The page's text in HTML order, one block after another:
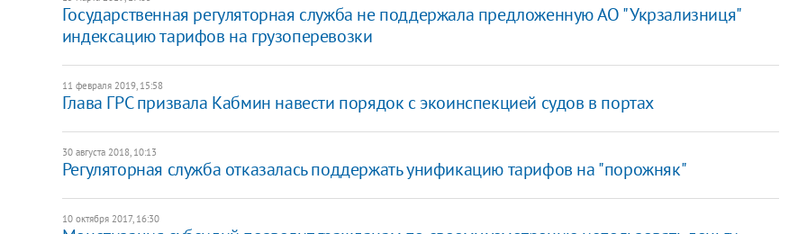
Государственная регуляторная служба не поддержала предложенную АО "Укрзализниця"
индексацию тарифов на грузоперевозки
11 февраля 2019, 15:58
Глава ГРС призвала Кабмин навести порядок с экоинспекцией судов в портах
30 августа 2018, 10:13
Регуляторная служба отказалась поддержать унификацию тарифов на "порожняк"
10 октября 2017, 16:30